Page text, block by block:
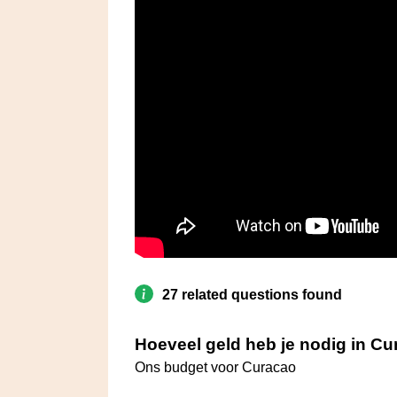
27 related questions found
Hoeveel geld heb je nodig in
Ons budget voor Curacao